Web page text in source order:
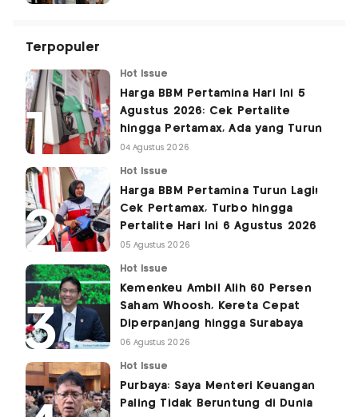
Terpopuler
Hot Issue
Harga BBM Pertamina Hari Ini 5
Agustus 2026: Cek Pertalite
hingga Pertamax, Ada yang Turun
04 Agustus 2026
Hot Issue
Harga BBM Pertamina Turun Lagi!
Cek Pertamax, Turbo hingga
Pertalite Hari Ini 6 Agustus 2026
05 Agustus 2026
Hot Issue
Kemenkeu Ambil Alih 60 Persen
Saham Whoosh, Kereta Cepat
Diperpanjang hingga Surabaya
06 Agustus 2026
Hot Issue
Purbaya: Saya Menteri Keuangan
Paling Tidak Beruntung di Dunia